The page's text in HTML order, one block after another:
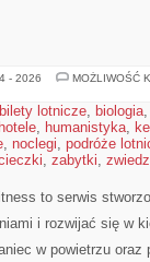
- 2026
MOŻLIWOŚĆ
bilety lotnicze, biologia
hotele, humanistyka,
, noclegi, podróże
, zabytki,
to serwis
i rozwijać się w
w powietrzu oraz